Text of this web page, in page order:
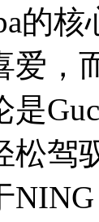
的
爱，
是
松驾